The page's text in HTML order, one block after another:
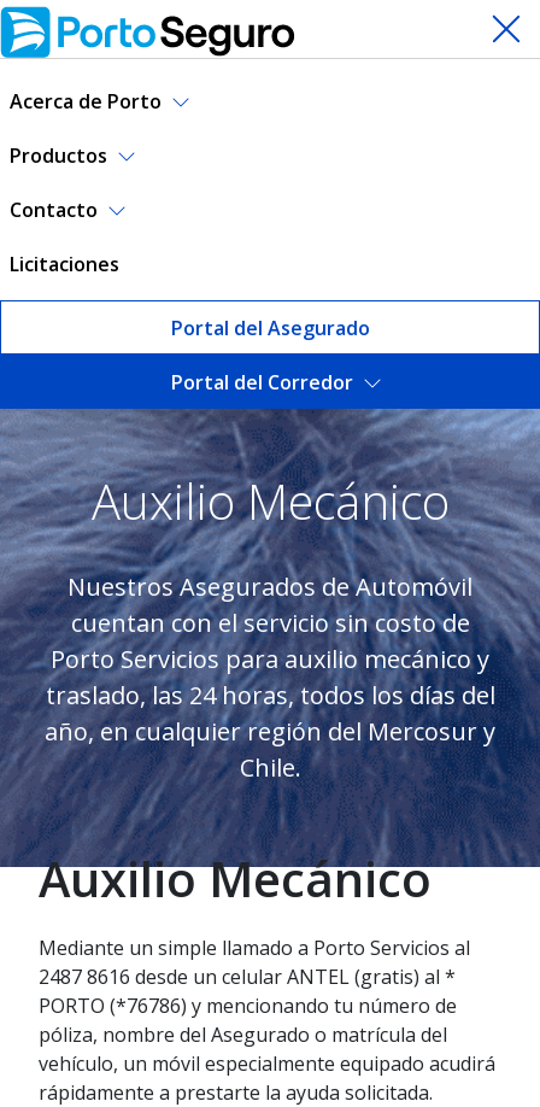
Acerca de Porto
Productos
Contacto
Licitaciones
Portal del Asegurado
Portal del Corredor
Auxilio Mecánico | Porto
Auxilio Mecánico
Nuestros Asegurados de Automóvil
cuentan con el servicio sin costo de
Porto Servicios para auxilio mecánico y
traslado, las 24 horas, todos los días del
año, en cualquier región del Mercosur y
Chile.
Auxilio Mecánico
Mediante un simple llamado a Porto Servicios al
2487 8616 desde un celular ANTEL (gratis) al *
PORTO (*76786) y mencionando tu número de
póliza, nombre del Asegurado o matrícula del
vehículo, un móvil especialmente equipado acudirá
rápidamente a prestarte la ayuda solicitada.